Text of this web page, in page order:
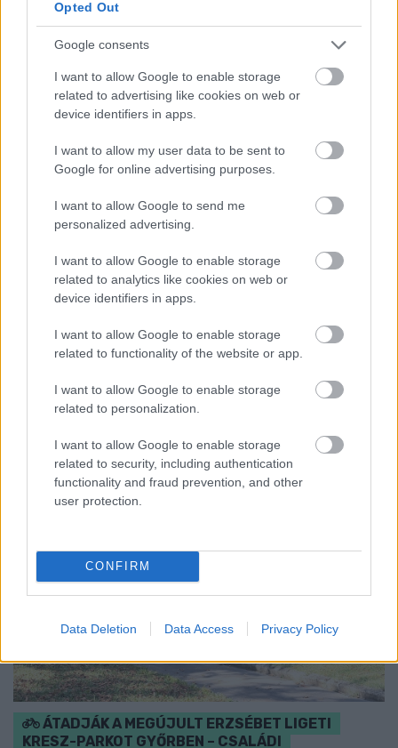
Opted Out
Google consents
I want to allow Google to enable storage
related to advertising like cookies on web or
device identifiers in apps.
I want to allow my user data to be sent to
Google for online advertising purposes.
I want to allow Google to send me
personalized advertising.
I want to allow Google to enable storage
related to analytics like cookies on web or
device identifiers in apps.
I want to allow Google to enable storage
related to functionality of the website or app.
I want to allow Google to enable storage
related to personalization.
I want to allow Google to enable storage
related to security, including authentication
functionality and fraud prevention, and other
user protection.
CONFIRM
Data Deletion Data Access Privacy Policy
MAGYAR PÉTER: 868 MILLIÁRD FORINTOS
BERUHÁZÁSI CSOMAGGAL ERŐSÍTIK
MAGYARORSZÁG ENERGIAELLÁTÁSÁT, MIKÖZBEN
Átfogó energetikai fejlesztési programot fogadott el a
Szólj hozzá!
ÁTADJÁK A MEGÚJULT ERZSÉBET LIGETI
KRESZ-PARKOT GYŐRBEN – CSALÁDI